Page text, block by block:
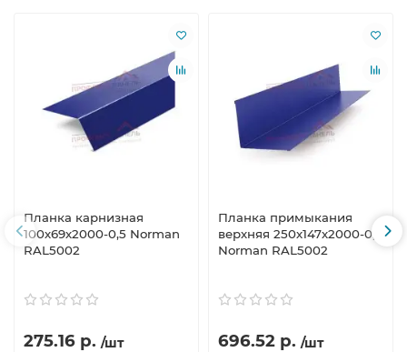
Планка карнизная
100х69х2000-0,5 Norman
RAL5002
275.16 р. /шт
Планка примыкания
верхняя 250х147х2000-0,5
Norman RAL5002
696.52 р. /шт